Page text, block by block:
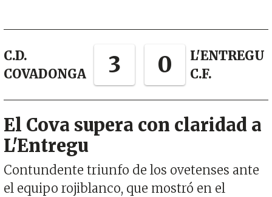
C.D.
COVADONGA
3 0
L'ENTREGU
C.F.
El Cova supera con claridad a
L'Entregu
Contundente triunfo de los ovetenses ante
el equipo rojiblanco, que mostró en el